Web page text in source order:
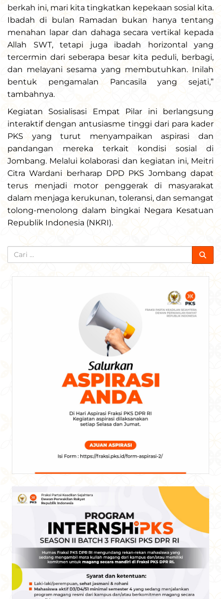
berkah ini, mari kita tingkatkan kepekaan sosial kita.
Ibadah di bulan Ramadan bukan hanya tentang
menahan lapar dan dahaga secara vertikal kepada
Allah SWT, tetapi juga ibadah horizontal yang
tercermin dari seberapa besar kita peduli, berbagi,
dan melayani sesama yang membutuhkan. Inilah
bentuk pengamalan Pancasila yang sejati,”
tambahnya.
Kegiatan Sosialisasi Empat Pilar ini berlangsung
interaktif dengan antusiasme tinggi dari para kader
PKS yang turut menyampaikan aspirasi dan
pandangan mereka terkait kondisi sosial di
Jombang. Melalui kolaborasi dan kegiatan ini, Meitri
Citra Wardani berharap DPD PKS Jombang dapat
terus menjadi motor penggerak di masyarakat
dalam menjaga kerukunan, toleransi, dan semangat
tolong-menolong dalam bingkai Negara Kesatuan
Republik Indonesia (NKRI).